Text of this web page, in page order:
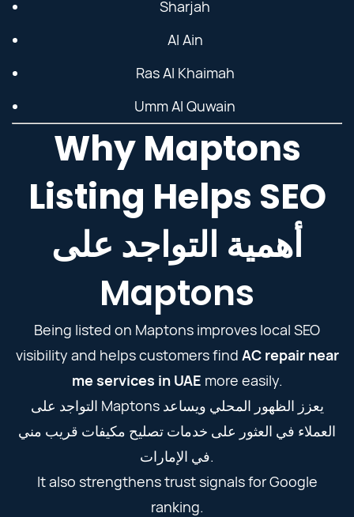
Sharjah
Al Ain
Ras Al Khaimah
Umm Al Quwain
Why Maptons
Listing Helps SEO
أهمية التواجد على
Maptons
Being listed on Maptons improves local SEO
visibility and helps customers find AC repair near
me services in UAE more easily.
التواجد على Maptons يعزز الظهور المحلي ويساعد
العملاء في العثور على خدمات تصليح مكيفات قريب مني
في الإمارات.
It also strengthens trust signals for Google
ranking.